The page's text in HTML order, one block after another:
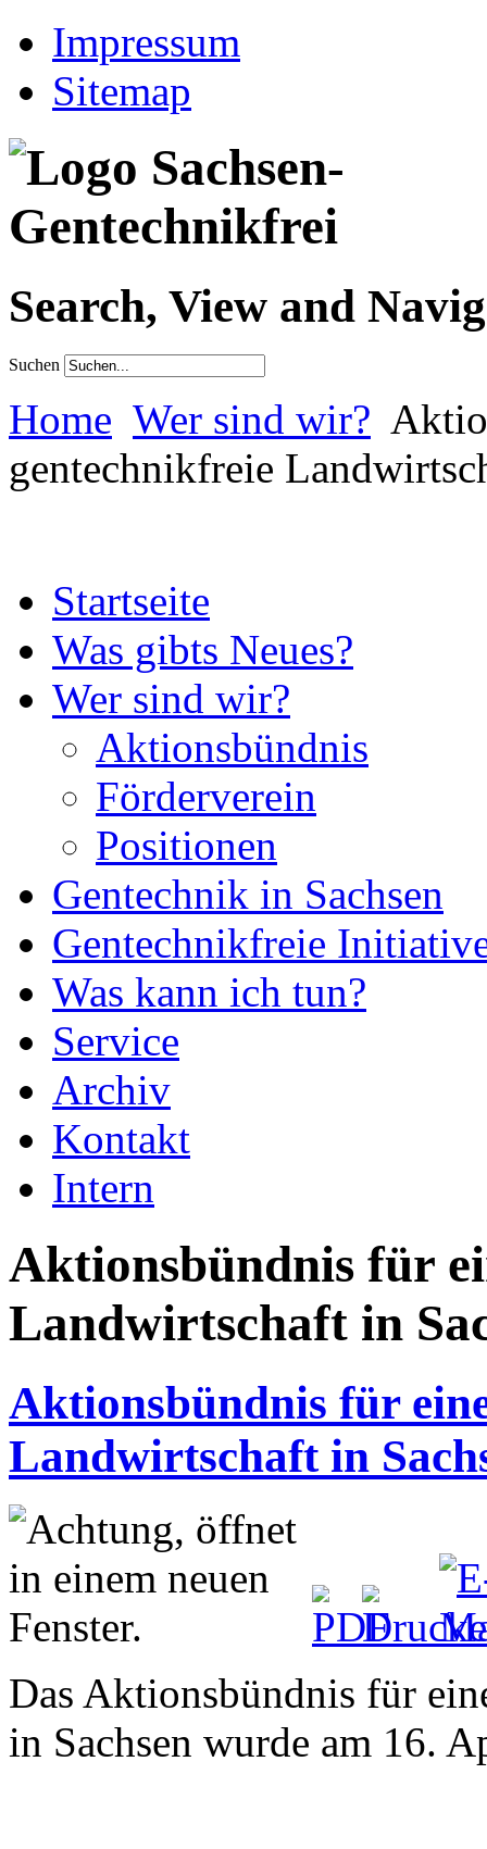
Impressum
Sitemap
Search, View and
Suchen
Home Wer sind wir?
gentechnikfreie
Startseite
Was gibts Neues?
Wer sind wir?
Aktionsbündnis
Förderverein
Positionen
Gentechnik in Sachsen
Gentechnikfreie
Was kann ich tun?
Service
Archiv
Kontakt
Intern
Aktionsbündnis für
Landwirtschaft in
Aktionsbündnis für
Landwirtschaft in
Das Aktionsbündnis für
in Sachsen wurde am 16.